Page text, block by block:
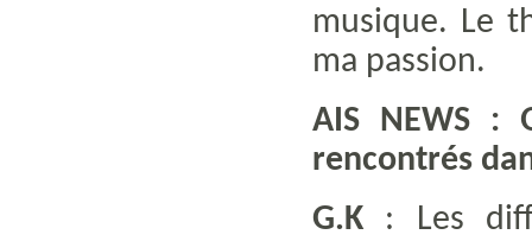
musique. Le
ma passion.
AIS NEWS :
rencontrés
G.K : Les